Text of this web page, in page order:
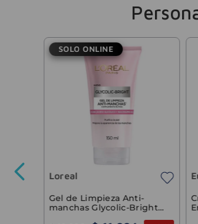
SOLO ONLINE
Loreal
Gel de Limpieza Anti-
manchas Glycolic-Bright